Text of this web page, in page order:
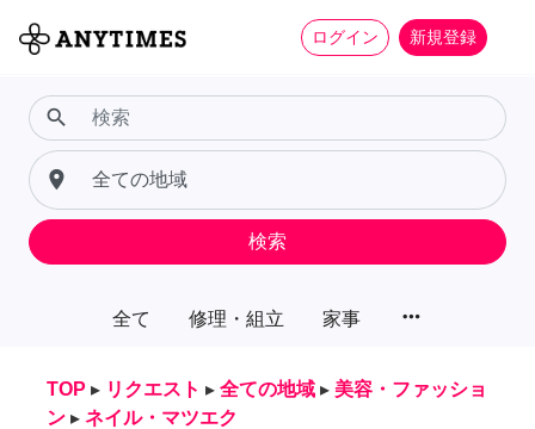
ログイン 新規登録
全て 修理・組立 家事 more_horiz
search
place
検索
TOP ▸ リクエスト ▸ 全ての地域 ▸ 美容・ファッショ
ン ▸ ネイル・マツエク